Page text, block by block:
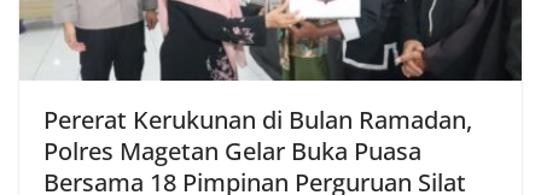
Pererat Kerukunan di Bulan Ramadan,
Polres Magetan Gelar Buka Puasa
Bersama 18 Pimpinan Perguruan Silat